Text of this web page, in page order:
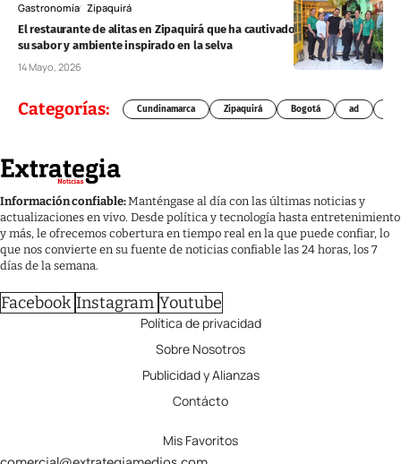
Gastronomía Zipaquirá
El restaurante de alitas en Zipaquirá que ha cautivado al público por
su sabor y ambiente inspirado en la selva
14 Mayo, 2026
Categorías: Cundinamarca Zipaquirá Bogotá ad
Información confiable:Manténgase al día con las últimas noticias y
actualizaciones en vivo. Desde política y tecnología hasta entretenimiento
y más, le ofrecemos cobertura en tiempo real en la que puede confiar, lo
que nos convierte en su fuente de noticias confiable las 24 horas, los 7
días de la semana.
Facebook Instagram Youtube
Política de privacidad
Sobre Nosotros
Publicidad y Alianzas
Contácto
Mis Favoritos